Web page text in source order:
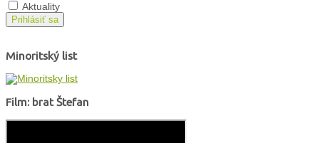
Aktuality
Prihlásiť sa
Minoritský list
Film: brat Štefan